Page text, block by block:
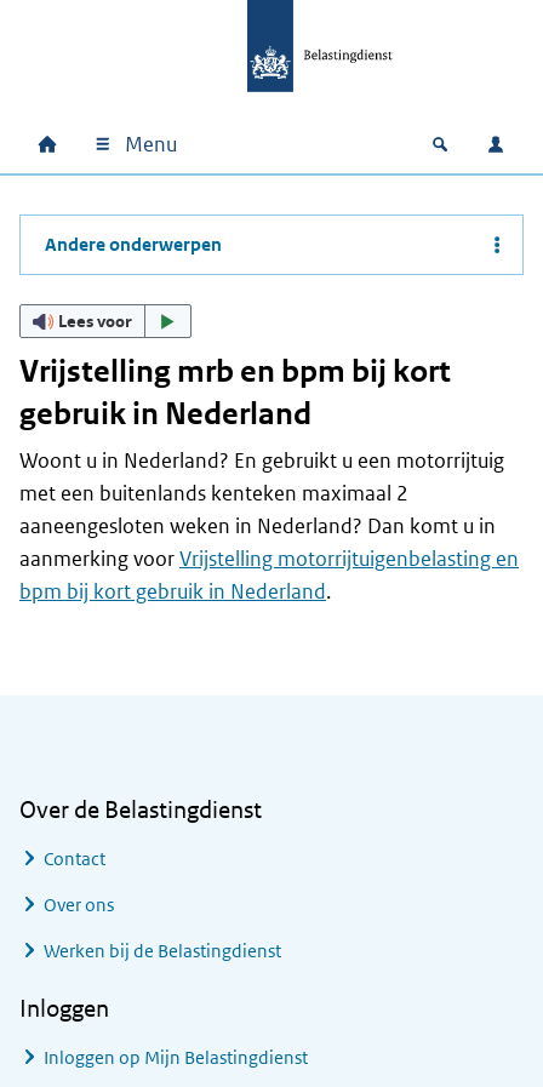
Hoofdnavigatie
Home Menu Open
Andere onderwerpen
Lees voor
Vrijstelling mrb en bpm bij kort
gebruik in Nederland
Woont u in Nederland? En gebruikt u een motorrijtuig
met een buitenlands kenteken maximaal 2
aaneengesloten weken in Nederland? Dan komt u in
aanmerking voorVrijstelling motorrijtuigenbelasting en
bpm bij kort gebruik in Nederland.
Over de Belastingdienst
Contact
Over ons
Werken bij de Belastingdienst
Inloggen
Inloggen op Mijn Belastingdienst